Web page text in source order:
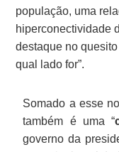
população, uma
hiperconectividade
destaque no
qual lado for”.
Somado a esse
também é uma “
governo da